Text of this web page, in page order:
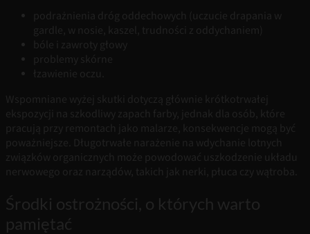
podrażnienia dróg oddechowych (uczucie drapania w
gardle, w nosie, kaszel, trudności z oddychaniem)
bóle i zawroty głowy
problemy skórne
łzawienie oczu.
Wspomniane wyżej skutki dotyczą głównie krótkotrwałej
ekspozycji na szkodliwy zapach farby, jednak dla osób, które
pracują przy remontach jako malarze, konsekwencje mogą być
poważniejsze. Długotrwałe narażenie na wdychanie lotnych
związków organicznych może powodować uszkodzenie układu
nerwowego oraz narządów, takich jak nerki, płuca czy wątroba.
Środki ostrożności, o których warto
pamiętać